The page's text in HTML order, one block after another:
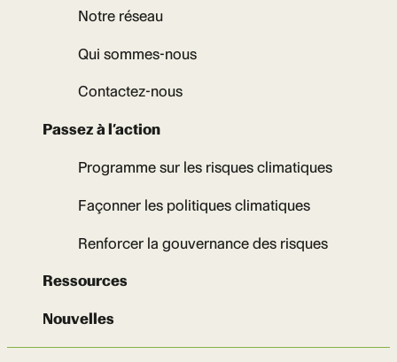
Notre réseau
Qui sommes-nous
Contactez-nous
Passez à l’action
Programme sur les risques climatiques
Façonner les politiques climatiques
Renforcer la gouvernance des risques
Ressources
Nouvelles